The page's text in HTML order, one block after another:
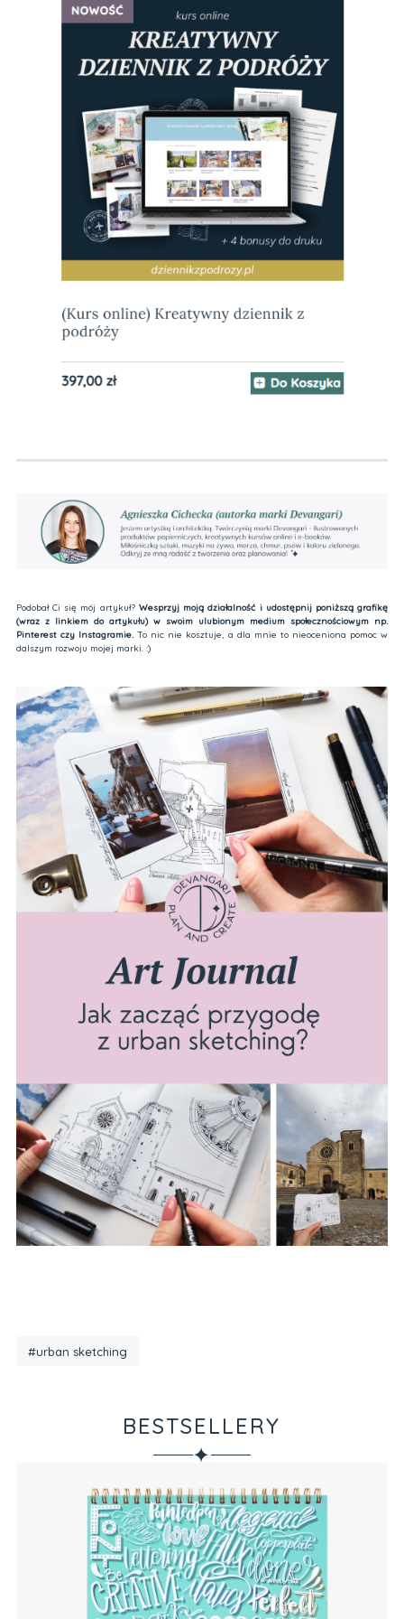
Podobał Ci się mój artykuł? Wesprzyj moją działalność i udostępnij poniższą grafikę
(wraz z linkiem do artykułu) w swoim ulubionym medium społecznościowym np.
Pinterest czy Instagramie.To nic nie kosztuje, a dla mnie to nieoceniona pomoc w
dalszym rozwoju mojej marki. :)
#urban sketching
BESTSELLERY
✦